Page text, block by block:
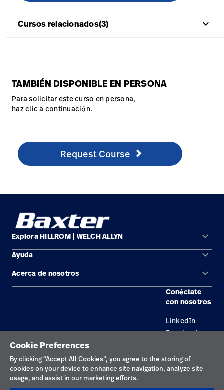
Cursos relacionados(3) keyboard_arrow_up
TAMBIÉN DISPONIBLE EN PERSONA
Para solicitar este curso en persona,
haz clic a continuación.
Request Course
http://hill-rom.com/usa/Our-Company/Contact-Us/
Request Course
Explora HILLROM | WELCH ALLYN keyboard_arrow_down
Soluciones
Productos
Ayuda keyboard_arrow_down
Comunícate con nosotros
Acerca de nosotros keyboard_arrow_down
Conéctate
con nosotros
LinkedIn
Facebook
Política de privacidad
Términos de uso
Cookie Preferences
By clicking “Accept All Cookies”, you agree to the storing of
cookies on your device to enhance site navigation, analyze site
usage, and assist in our marketing efforts.